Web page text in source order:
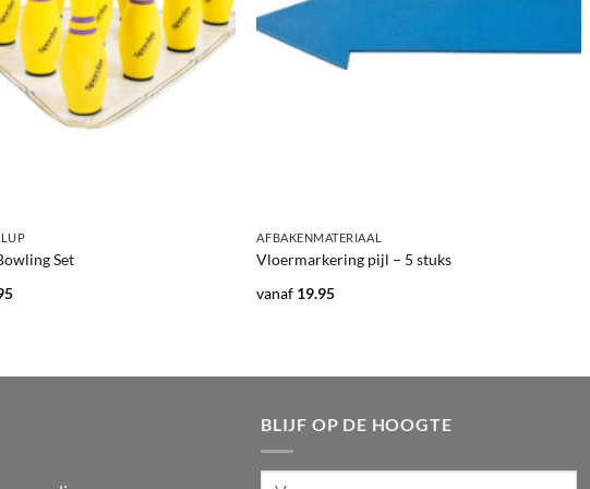
Set
Huidige
AFBAKENMATERIAAL
Vloermarkering pijl – 5 stuks
vanaf 19.95
BLIJF OP DE HOOGTE